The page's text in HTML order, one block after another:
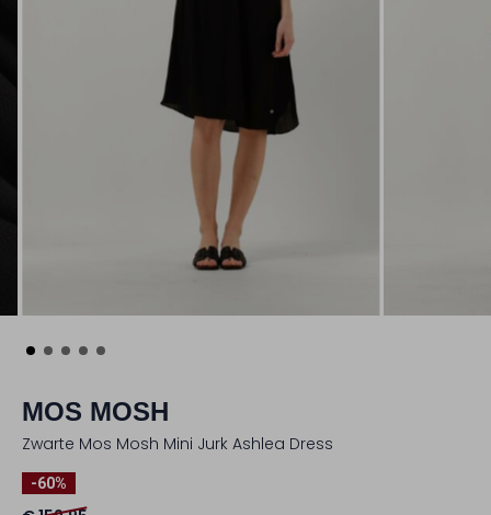
MOS MOSH
Zwarte Mos Mosh Mini Jurk Ashlea Dress
-60%